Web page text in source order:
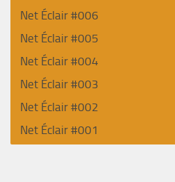
Net Éclair #006
Net Éclair #005
Net Éclair #004
Net Éclair #003
Net Éclair #002
Net Éclair #001